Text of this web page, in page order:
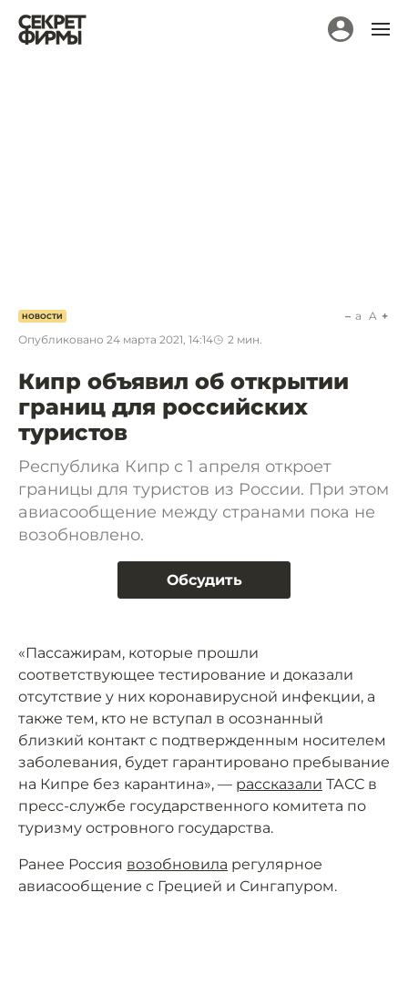
НОВОСТИ
Опубликовано 24 марта 2021, 14:14 2 мин.
a A
Кипр объявил об открытии
границ для российских
туристов
Республика Кипр с 1 апреля откроет
границы для туристов из России. При этом
авиасообщение между странами пока не
возобновлено.
Обсудить
«Пассажирам, которые прошли
соответствующее тестирование и доказали
отсутствие у них коронавирусной инфекции, а
также тем, кто не вступал в осознанный
близкий контакт с подтвержденным носителем
заболевания, будет гарантировано пребывание
на Кипре без карантина», — рассказали ТАСС в
пресс-службе государственного комитета по
туризму островного государства.
Ранее Россия возобновила регулярное
авиасообщение с Грецией и Сингапуром.